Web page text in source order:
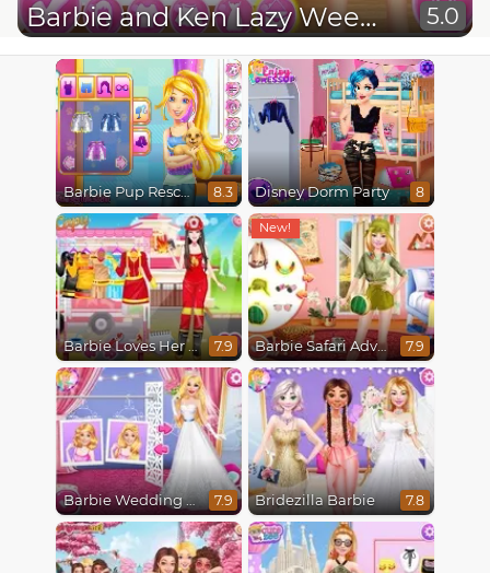
Barbie and Ken Lazy Weekend 5.0
Barbie Pup Rescue 8.3 Disney Dorm Party 8
Barbie Loves Her Job 7.9 Barbie Safari Adventure 7.9
Barbie Wedding Fun 7.9 Bridezilla Barbie 7.8